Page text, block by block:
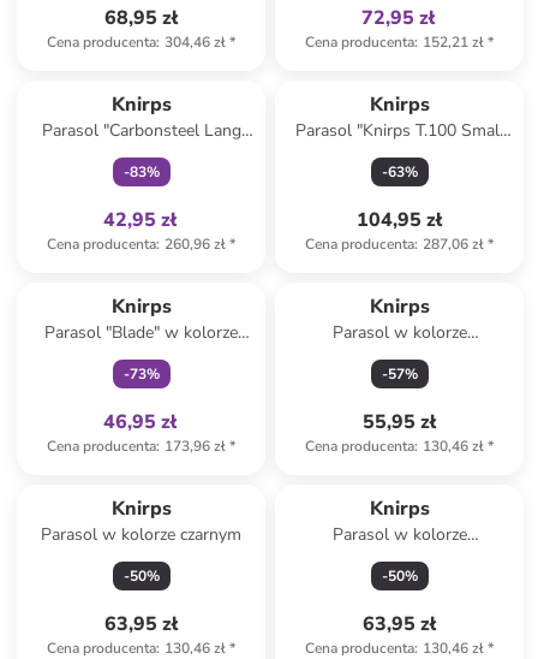
68,95 zł
Cena producenta: 304,46 zł*
72,95 zł
Cena producenta: 152,21 zł*
Knirps
Parasol "Carbonsteel Lang
AC" w kolorze
ciemnoczerwono-szarym
-83%
42,95 zł
Cena producenta: 260,96 zł*
Knirps
Parasol "Knirps T.100 Small
Duomatic" w kolorze
czerwonym
-63%
104,95 zł
Cena producenta: 287,06 zł*
Knirps
Parasol "Blade" w kolorze
czerwonym
-73%
46,95 zł
Cena producenta: 173,96 zł*
Knirps
Parasol w kolorze
granatowym
-57%
55,95 zł
Cena producenta: 130,46 zł*
Knirps
Parasol w kolorze czarnym
-50%
63,95 zł
Cena producenta: 130,46 zł*
Knirps
Parasol w kolorze
jasnobrązowym
-50%
63,95 zł
Cena producenta: 130,46 zł*